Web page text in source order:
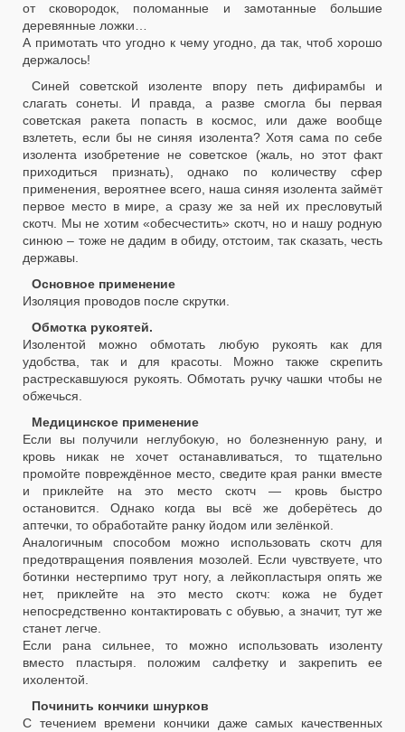
от сковородок, поломанные и замотанные большие
деревянные ложки…
А примотать что угодно к чему угодно, да так, чтоб хорошо
держалось!
Синей советской изоленте впору петь дифирамбы и
слагать сонеты. И правда, а разве смогла бы первая
советская ракета попасть в космос, или даже вообще
взлететь, если бы не синяя изолента? Хотя сама по себе
изолента изобретение не советское (жаль, но этот факт
приходиться признать), однако по количеству сфер
применения, вероятнее всего, наша синяя изолента займёт
первое место в мире, а сразу же за ней их пресловутый
скотч. Мы не хотим «обесчестить» скотч, но и нашу родную
синюю – тоже не дадим в обиду, отстоим, так сказать, честь
державы.
Основное применение
Изоляция проводов после скрутки.
Обмотка рукоятей.
Изолентой можно обмотать любую рукоять как для
удобства, так и для красоты. Можно также скрепить
растрескавшуюся рукоять. Обмотать ручку чашки чтобы не
обжечься.
Медицинское применение
Если вы получили неглубокую, но болезненную рану, и
кровь никак не хочет останавливаться, то тщательно
промойте повреждённое место, сведите края ранки вместе
и приклейте на это место скотч — кровь быстро
остановится. Однако когда вы всё же доберётесь до
аптечки, то обработайте ранку йодом или зелёнкой.
Аналогичным способом можно использовать скотч для
предотвращения появления мозолей. Если чувствуете, что
ботинки нестерпимо трут ногу, а лейкопластыря опять же
нет, приклейте на это место скотч: кожа не будет
непосредственно контактировать с обувью, а значит, тут же
станет легче.
Если рана сильнее, то можно использовать изоленту
вместо пластыря. положим салфетку и закрепить ее
ихолентой.
Починить кончики шнурков
С течением времени кончики даже самых качественных